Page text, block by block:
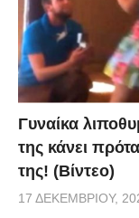
Γυναίκα
της κάνει
της! (Βίντεο)
17 ΔΕΚΕΜΒΡΊΟΥ,